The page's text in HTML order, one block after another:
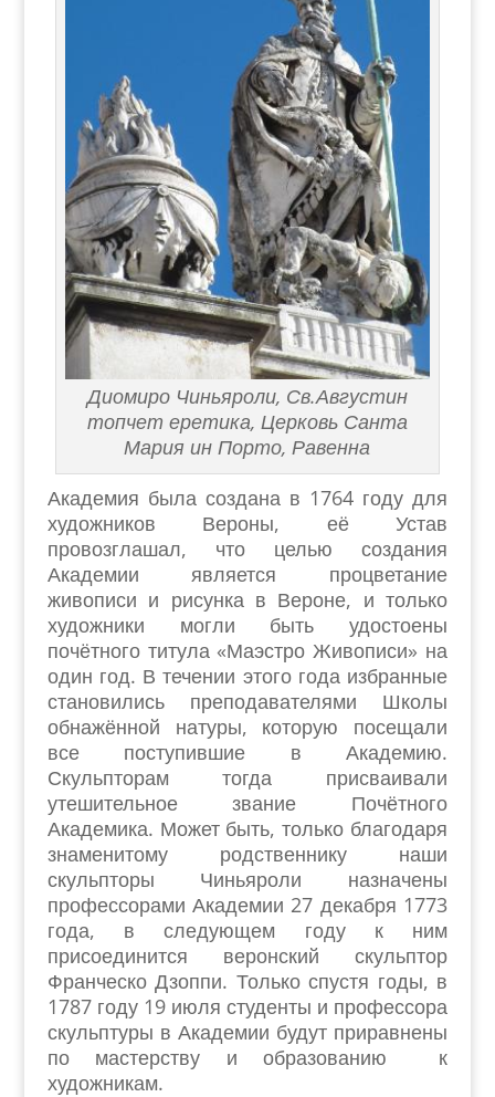
Диомиро Чиньяроли, Св.Августин
топчет еретика, Церковь Санта
Мария ин Порто, Равенна
Академия была создана в 1764 году для
художников Вероны, её Устав
провозглашал, что целью создания
Академии является процветание
живописи и рисунка в Вероне, и только
художники могли быть удостоены
почётного титула «Маэстро Живописи» на
один год. В течении этого года избранные
становились преподавателями Школы
обнажённой натуры, которую посещали
все поступившие в Академию.
Скульпторам тогда присваивали
утешительное звание Почётного
Академика. Может быть, только благодаря
знаменитому родственнику наши
скульпторы Чиньяроли назначены
профессорами Академии 27 декабря 1773
года, в следующем году к ним
присоединится веронский скульптор
Франческо Дзоппи. Только спустя годы, в
1787 году 19 июля студенты и профессора
скульптуры в Академии будут приравнены
по мастерству и образованию к
художникам.